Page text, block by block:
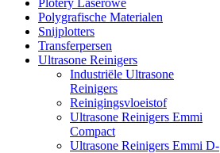
Plotery Laserowe
Polygrafische Materialen
Snijplotters
Transferpersen
Ultrasone Reinigers
Industriële Ultrasone
Reinigers
Reinigingsvloeistof
Ultrasone Reinigers Emmi
Compact
Ultrasone Reinigers Emmi D-